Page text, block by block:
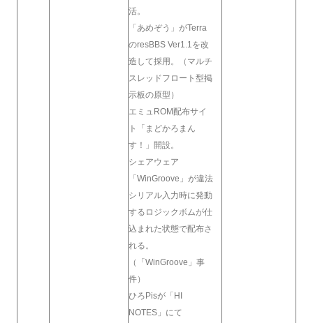
活。
「あめぞう」がTerra
のresBBS Ver1.1を改
造して採用。（マルチ
スレッドフロート型掲
示板の原型）
エミュROM配布サイ
ト「まどかろまん
す！」開設。
シェアウェア
「WinGroove」が違法
シリアル入力時に発動
するロジックボムが仕
込まれた状態で配布さ
れる。
（「WinGroove」事
件）
ひろPisが「HI
NOTES」にて